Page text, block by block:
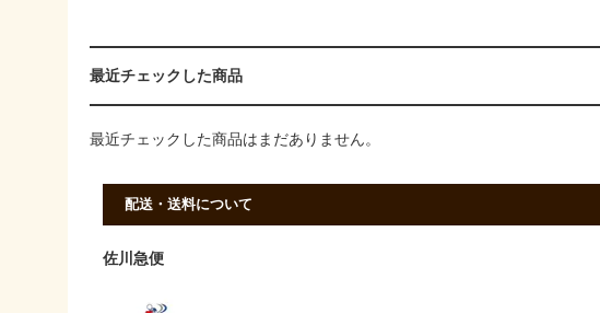
最近チェックした商品
最近チェックした商品はまだありません。
配送・送料について
佐川急便